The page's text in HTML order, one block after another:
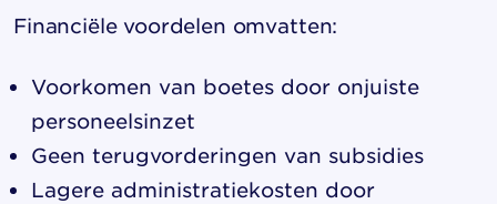
Financiële voordelen omvatten:
Voorkomen van boetes door onjuiste
personeelsinzet
Geen terugvorderingen van subsidies
Lagere administratiekosten door